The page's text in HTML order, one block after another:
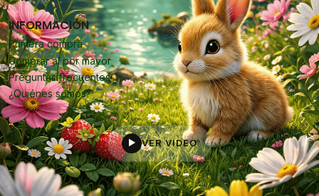
INFORMACIÓN
Primera compra
Comprar al por mayor
Preguntas frecuentes
¿Quiénes somos?
▶ VER VIDEO